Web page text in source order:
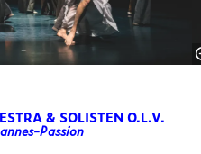
& SOLISTEN O.L.V.
Passion